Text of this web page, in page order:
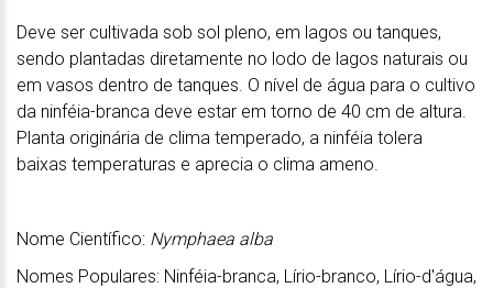
Deve ser cultivada sob sol pleno, em lagos ou tanques,
sendo plantadas diretamente no lodo de lagos naturais ou
em vasos dentro de tanques. O nível de água para o cultivo
da ninféia-branca deve estar em torno de 40 cm de altura.
Planta originária de clima temperado, a ninféia tolera
baixas temperaturas e aprecia o clima ameno.
Nome Científico: Nymphaea alba
Nomes Populares: Ninféia-branca, Lírio-branco, Lírio-d'água,